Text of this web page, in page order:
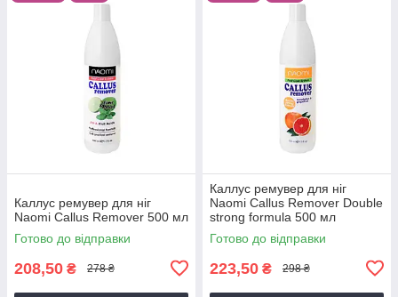
Каллус ремувер для ніг
Naomi Callus Remover 500 мл
Готово до відправки
208,50 ₴ 278 ₴
Каллус ремувер для ніг
Naomi Callus Remover Double
strong formula 500 мл
Готово до відправки
223,50 ₴ 298 ₴